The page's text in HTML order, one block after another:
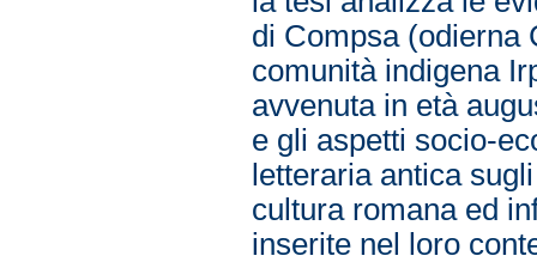
di Compsa (odierna
comunità indigena
avvenuta in età
e gli aspetti socio-
letteraria antica
cultura romana ed
inserite nel loro